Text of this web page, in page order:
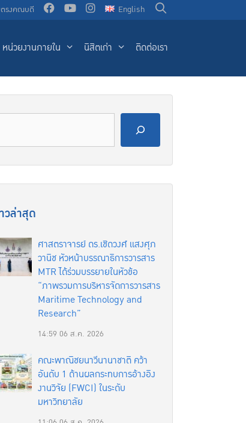
รงคณบดี English
หน่วยงานภายใน นิสิตเก่า ติดต่อเรา
วล่าสุด
ศาสตราจารย์ ดร.เชิดวงศ์ แสงศุภ
วานิช หัวหน้าบรรณาธิการวารสาร
MTR ได้ร่วมบรรยายในหัวข้อ
“ภาพรวมการบริหารจัดการวารสาร
Maritime Technology and
Research”
14:59 06 ส.ค. 2026
คณะพาณิชยนาวีนานาชาติ คว้า
อันดับ 1 ด้านผลกระทบการอ้างอิง
งานวิจัย (FWCI) ในระดับ
มหาวิทยาลัย